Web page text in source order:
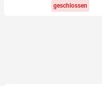
geschlossen